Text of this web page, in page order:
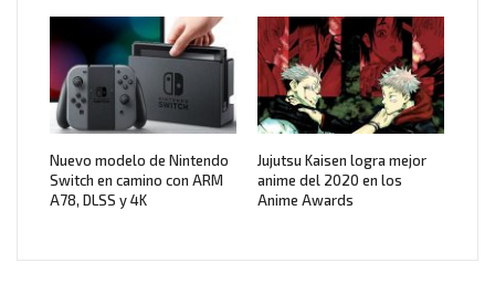
Nuevo modelo de Nintendo
Switch en camino con ARM
A78, DLSS y 4K
Jujutsu Kaisen logra mejor
anime del 2020 en los
Anime Awards